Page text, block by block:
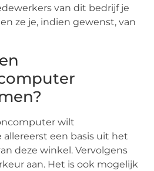
van dit bedrijf je
ze je, indien gewenst, van
wilt
allereerst een basis uit het
deze winkel. Vervolgens
aan. Het is ook mogelijk